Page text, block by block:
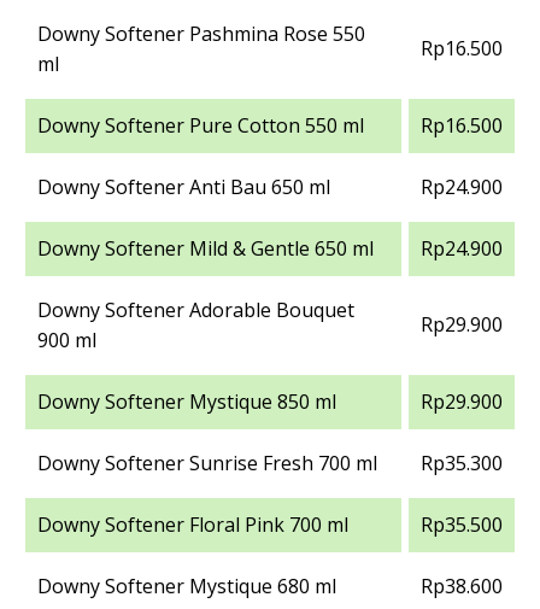
Downy Softener Pashmina Rose 550
ml
Rp16.500
Downy Softener Pure Cotton 550 ml Rp16.500
Downy Softener Anti Bau 650 ml Rp24.900
Downy Softener Mild & Gentle 650 ml Rp24.900
Downy Softener Adorable Bouquet
900 ml
Rp29.900
Downy Softener Mystique 850 ml Rp29.900
Downy Softener Sunrise Fresh 700 ml Rp35.300
Downy Softener Floral Pink 700 ml Rp35.500
Downy Softener Mystique 680 ml Rp38.600